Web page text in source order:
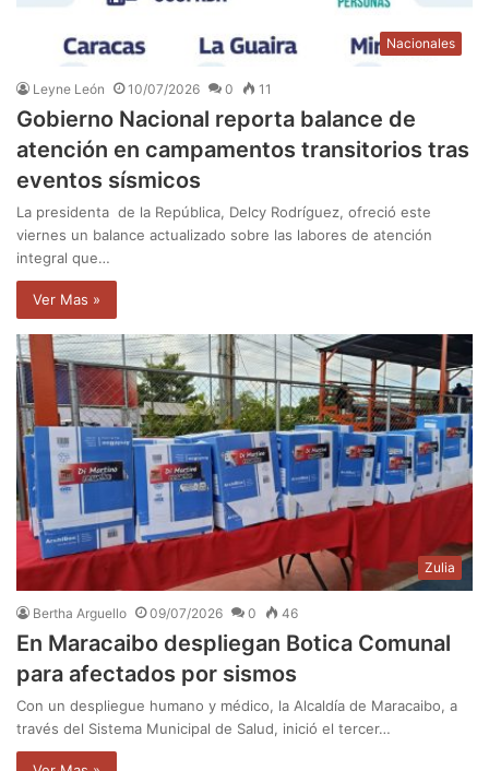
Nacionales
Leyne León 10/07/2026 0 11
Gobierno Nacional reporta balance de
atención en campamentos transitorios tras
eventos sísmicos
La presidenta de la República, Delcy Rodríguez, ofreció este
viernes un balance actualizado sobre las labores de atención
integral que…
Ver Mas »
Zulia
Bertha Arguello 09/07/2026 0 46
En Maracaibo despliegan Botica Comunal
para afectados por sismos
Con un despliegue humano y médico, la Alcaldía de Maracaibo, a
través del Sistema Municipal de Salud, inició el tercer…